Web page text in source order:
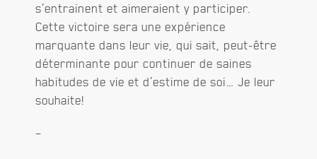
s’entrainent et aimeraient y participer.
Cette victoire sera une expérience
marquante dans leur vie, qui sait, peut-être
déterminante pour continuer de saines
habitudes de vie et d’estime de soi… Je leur
souhaite!
–